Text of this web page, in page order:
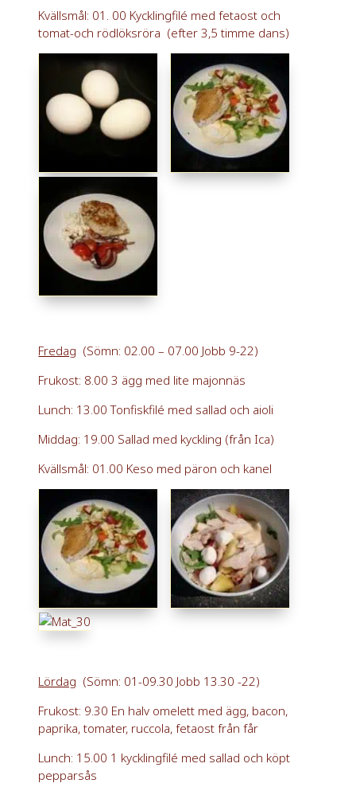
Kvällsmål: 01. 00 Kycklingfilé med fetaost och
tomat-och rödlöksröra (efter 3,5 timme dans)
Fredag (Sömn: 02.00 – 07.00 Jobb 9-22)
Frukost: 8.00 3 ägg med lite majonnäs
Lunch: 13.00 Tonfiskfilé med sallad och aioli
Middag: 19.00 Sallad med kyckling (från Ica)
Kvällsmål: 01.00 Keso med päron och kanel
Lördag (Sömn: 01-09.30 Jobb 13.30 -22)
Frukost: 9.30 En halv omelett med ägg, bacon,
paprika, tomater, ruccola, fetaost från får
Lunch: 15.00 1 kycklingfilé med sallad och köpt
pepparsås